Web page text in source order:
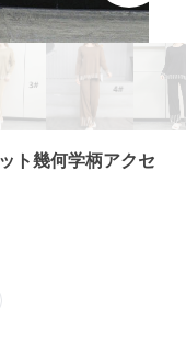
ト幾何学柄アクセ